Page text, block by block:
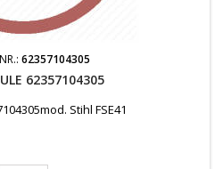
62357104305
62357104305
Stihl FSE41